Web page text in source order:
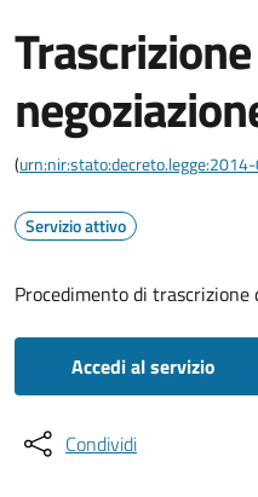
(
Servizio attivo
Procedimento di
Accedi al servizio
Condividi